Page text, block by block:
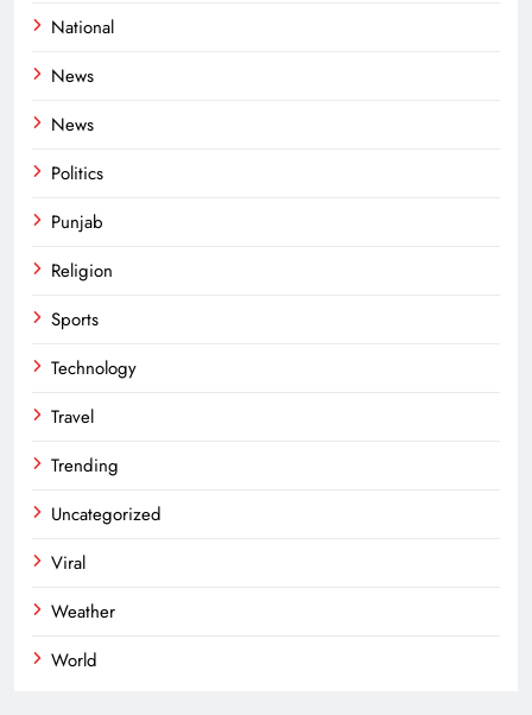
National
News
News
Politics
Punjab
Religion
Sports
Technology
Travel
Trending
Uncategorized
Viral
Weather
World